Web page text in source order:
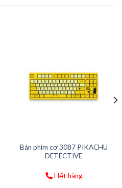
Bàn phím cơ 3087 PIKACHU
DETECTIVE
Hết hàng